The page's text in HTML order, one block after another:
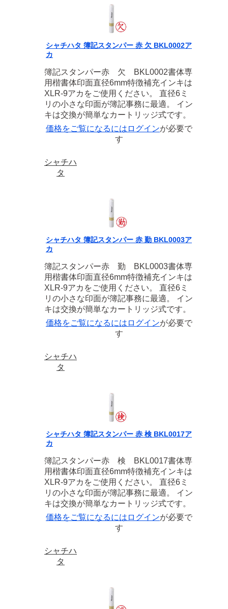
シャチハタ 簿記スタンパー 赤 欠 BKL0002ア
カ
簿記スタンパー赤 欠 BKL0002書体専
用楷書体印面直径6mm特徴補充インキは
XLR-9アカをご使用ください。 直径6ミ
リの小さな印面が簿記事務に最適。 イン
キは交換が簡単なカートリッジ式です。
価格をご覧になるには ログインが必要で
す
シャチハ
タ
シャチハタ 簿記スタンパー 赤 勤 BKL0003ア
カ
簿記スタンパー赤 勤 BKL0003書体専
用楷書体印面直径6mm特徴補充インキは
XLR-9アカをご使用ください。 直径6ミ
リの小さな印面が簿記事務に最適。 イン
キは交換が簡単なカートリッジ式です。
価格をご覧になるには ログインが必要で
す
シャチハ
タ
シャチハタ 簿記スタンパー 赤 検 BKL0017ア
カ
簿記スタンパー赤 検 BKL0017書体専
用楷書体印面直径6mm特徴補充インキは
XLR-9アカをご使用ください。 直径6ミ
リの小さな印面が簿記事務に最適。 イン
キは交換が簡単なカートリッジ式です。
価格をご覧になるには ログインが必要で
す
シャチハ
タ